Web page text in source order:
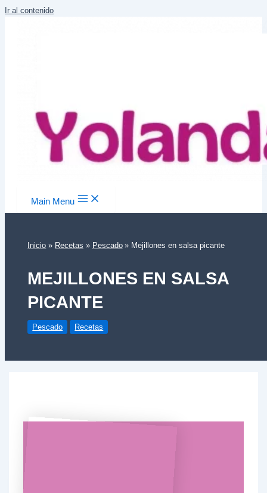
Ir al contenido
Main Menu
Inicio Recetas Pescado Mejillones en salsa picante
MEJILLONES EN SALSA
PICANTE
Pescado Recetas